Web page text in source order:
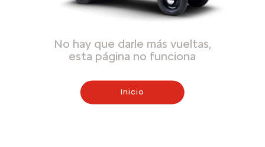
No hay que darle más vueltas,
esta página no funciona
Inicio